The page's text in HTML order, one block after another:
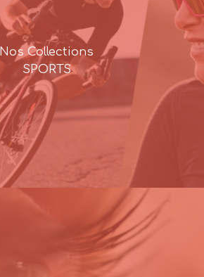
Nos Collections
SPORTS